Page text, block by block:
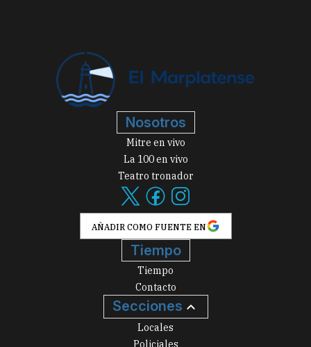
Nosotros
Mitre en vivo
La 100 en vivo
Teatro tronador
AÑADIR COMO FUENTE EN
Tiempo
Tiempo
Contacto
Secciones
Locales
Policiales